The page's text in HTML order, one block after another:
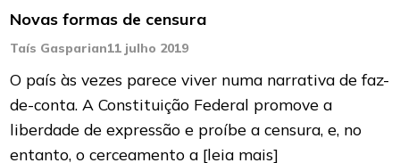
Novas formas de censura
Taís Gasparian11 julho 2019
O país às vezes parece viver numa narrativa de faz-
de-conta. A Constituição Federal promove a
liberdade de expressão e proíbe a censura, e, no
entanto, o cerceamento a [leia mais]